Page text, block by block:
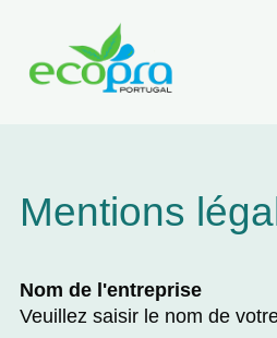
Mentions
Nom de l'entreprise
Veuillez saisir le nom de